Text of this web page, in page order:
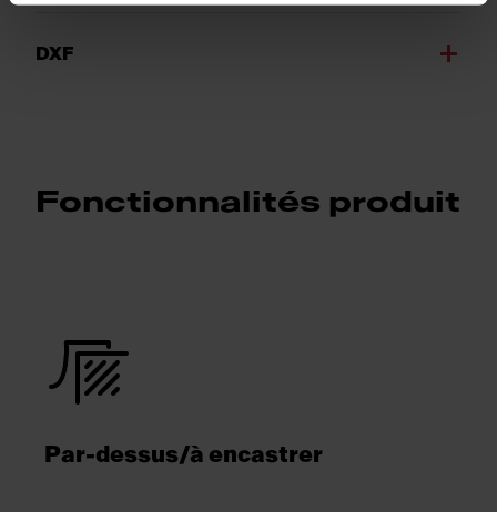
DXF
Fonctionnalités produit
Par-dessus/à encastrer